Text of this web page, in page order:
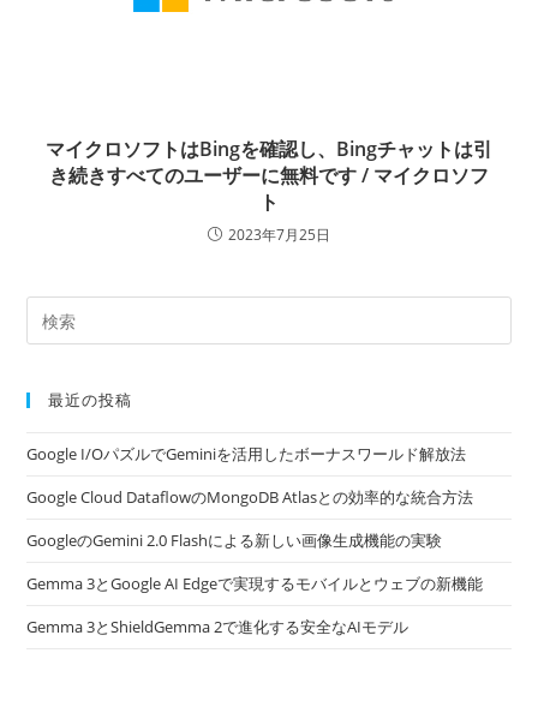
マイクロソフトはBingを確認し、Bingチャットは引
き続きすべてのユーザーに無料です / マイクロソフ
ト
2023年7月25日
最近の投稿
Google I/OパズルでGeminiを活用したボーナスワールド解放法
Google Cloud DataflowのMongoDB Atlasとの効率的な統合方法
GoogleのGemini 2.0 Flashによる新しい画像生成機能の実験
Gemma 3とGoogle AI Edgeで実現するモバイルとウェブの新機能
Gemma 3とShieldGemma 2で進化する安全なAIモデル